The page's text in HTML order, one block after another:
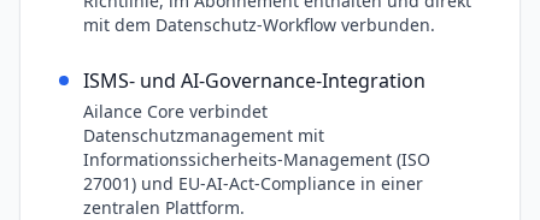
mit dem Datenschutz-Workflow verbunden.
ISMS- und AI-Governance-Integration
Ailance Core verbindet
Datenschutzmanagement mit
Informationssicherheits-Management (ISO
27001) und EU-AI-Act-Compliance in einer
zentralen Plattform.